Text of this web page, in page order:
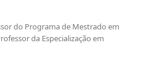
do Programa de Mestrado em
da Especialização em